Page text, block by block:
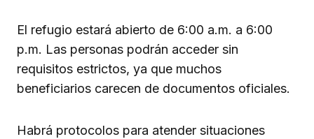
El refugio estará abierto de 6:00 a.m. a 6:00
p.m. Las personas podrán acceder sin
requisitos estrictos, ya que muchos
beneficiarios carecen de documentos oficiales.
Habrá protocolos para atender situaciones